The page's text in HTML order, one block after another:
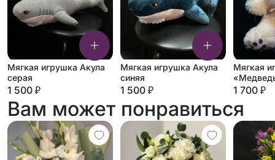
Мягкая игрушка Акула
серая
1 500 ₽
Мягкая игрушка Акула
синяя
1 500 ₽
Мягкая
1 700 ₽
Вам может понравиться